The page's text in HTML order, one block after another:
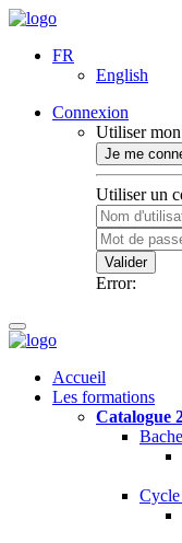
FR
English
Connexion
Utiliser
Je me
Utiliser un
Valider
Error:
Accueil
Les formations
Catalogue